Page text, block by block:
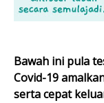
Bawah ini pula
Covid-19
serta cepat